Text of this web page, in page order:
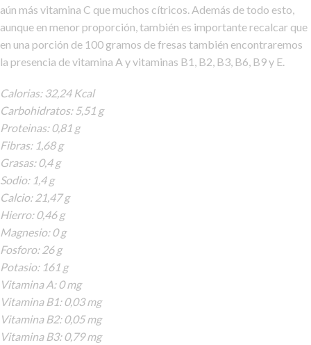
aún más vitamina C que muchos cítricos. Además de todo esto,
aunque en menor proporción, también es importante recalcar que
en una porción de 100 gramos de fresas también encontraremos
la presencia de vitamina A y vitaminas B1, B2, B3, B6, B9 y E.
Calorias: 32,24 Kcal
Carbohidratos: 5,51 g
Proteinas: 0,81 g
Fibras: 1,68 g
Grasas: 0,4 g
Sodio: 1,4 g
Calcio: 21,47 g
Hierro: 0,46 g
Magnesio: 0 g
Fosforo: 26 g
Potasio: 161 g
Vitamina A: 0 mg
Vitamina B1: 0,03 mg
Vitamina B2: 0,05 mg
Vitamina B3: 0,79 mg